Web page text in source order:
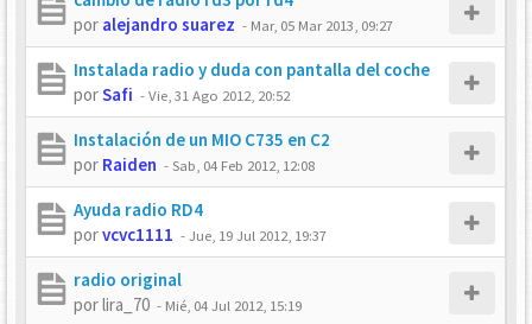
por alejandro suarez - Mar, 05 Mar 2013, 09:27
Instalada radio y duda con pantalla del coche
porSafi -Vie, 31 Ago 2012, 20:52
Instalación de un MIO C735 en C2
por Raiden -Sab, 04 Feb 2012, 12:08
Ayuda radio RD4
porvcvc1111 -Jue, 19 Jul 2012, 19:37
radio original
porlira_70 - Mié, 04 Jul 2012, 15:19